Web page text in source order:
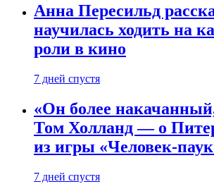
Анна Пересильд
научилась ходить на
роли в кино
7 дней спустя
«Он более
Том Холланд — о
из игры «Человек-
7 дней спустя